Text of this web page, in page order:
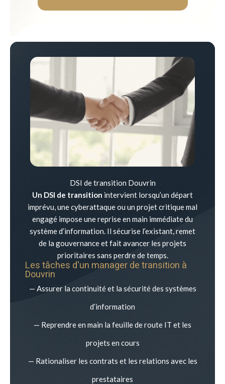
DSI de transition Douvrin
Un DSI de transition intervient lorsqu’un départ
imprévu, une cyberattaque ou un projet critique mal
engagé impose une reprise en main immédiate du
système d’information. Il sécurise l’existant, remet
de la gouvernance et fait avancer les projets
prioritaires sans perdre de temps.
Les tâches d'un manager de transition à
Douvrin
— Assurer la continuité et la sécurité des systèmes
d’information
— Reprendre en main la feuille de route IT et les
projets en cours
— Rationaliser les contrats et les relations avec les
prestataires